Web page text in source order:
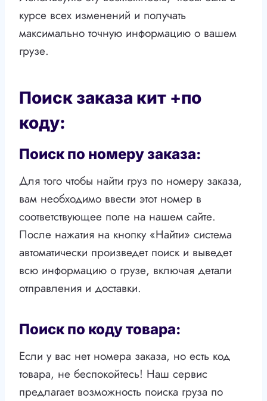
курсе всех изменений и получать
максимально точную информацию о вашем
грузе.
Поиск заказа кит +по
коду:
Поиск по номеру заказа:
Для того чтобы найти груз по номеру заказа,
вам необходимо ввести этот номер в
соответствующее поле на нашем сайте.
После нажатия на кнопку «Найти» система
автоматически произведет поиск и выведет
всю информацию о грузе, включая детали
отправления и доставки.
Поиск по коду товара:
Если у вас нет номера заказа, но есть код
товара, не беспокойтесь! Наш сервис
предлагает возможность поиска груза по